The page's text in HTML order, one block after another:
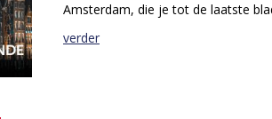
Amsterdam, die je tot de laatste
verder